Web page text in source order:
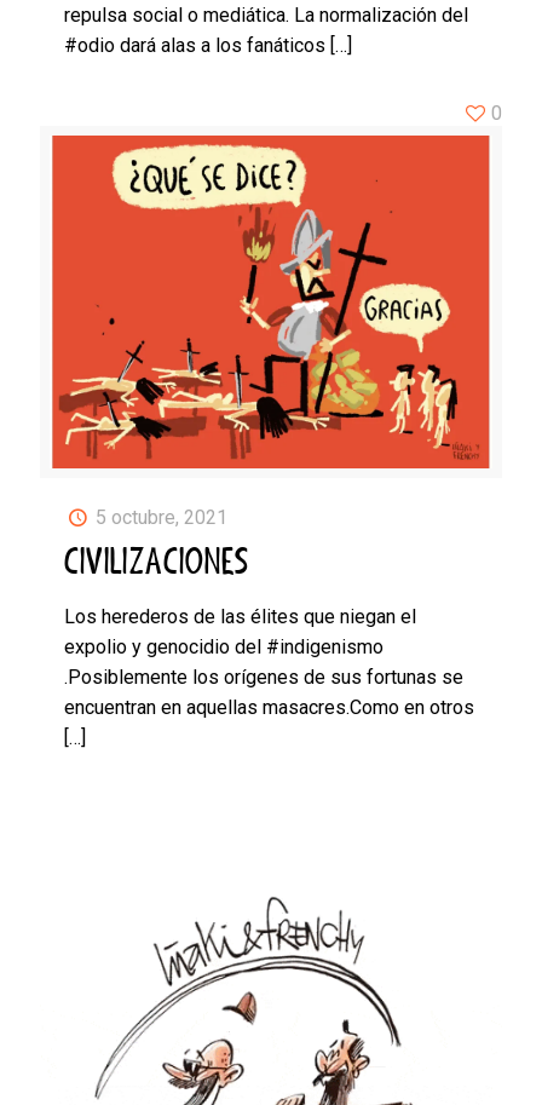
repulsa social o mediática. La normalización del
#odio dará alas a los fanáticos […]
5 octubre, 2021
CIVILIZACIONES
Los herederos de las élites que niegan el
expolio y genocidio del #indigenismo
.Posiblemente los orígenes de sus fortunas se
encuentran en aquellas masacres.Como en otros
[…]
0